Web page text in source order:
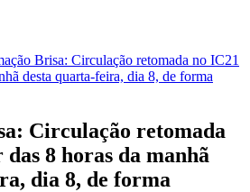
Brisa: Circulação retomada no IC21
desta quarta-feira, dia 8, de forma
Circulação retomada
8 horas da manhã
dia 8, de forma